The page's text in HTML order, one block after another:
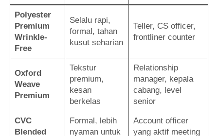
Polyester
Premium
Wrinkle-
Free
Selalu rapi,
formal, tahan
kusut seharian
Teller, CS officer,
frontliner counter
Oxford
Weave
Premium
Tekstur
premium,
kesan
berkelas
Relationship
manager, kepala
cabang, level
senior
CVC
Blended
Formal, lebih
nyaman untuk
Account officer
yang aktif meeting